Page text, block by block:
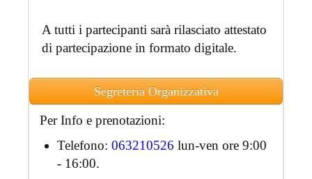
A tutti i partecipanti sarà rilasciato attestato
di partecipazione in formato digitale.
Segreteria Organizzativa
Per Info e prenotazioni:
Telefono: 063210526 lun-ven ore 9:00
- 16:00.